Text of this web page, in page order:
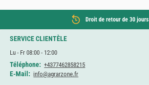
Droit de retour de 30 jours
SERVICE CLIENTÈLE
Lu - Fr 08:00 - 12:00
Téléphone: +4377462858215
E-Mail: info@agrarzone.fr